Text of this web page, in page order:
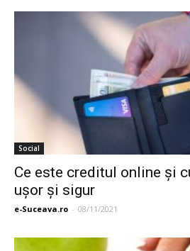
Social
Ce este creditul online și
ușor și sigur
e-Suceava.ro - 08/11/2021